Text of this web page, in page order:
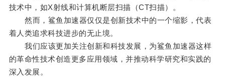
技术中，如X射线和计算机断层扫描（CT扫描）。
然而，鲨鱼加速器仅仅是创新技术中的一个缩影，代表
着人类追求科技进步的无止境。
我们应该更加关注创新和科技发展，为鲨鱼加速器这样
的革命性技术创造更多应用领域，并推动科学研究和实践的
深入发展。